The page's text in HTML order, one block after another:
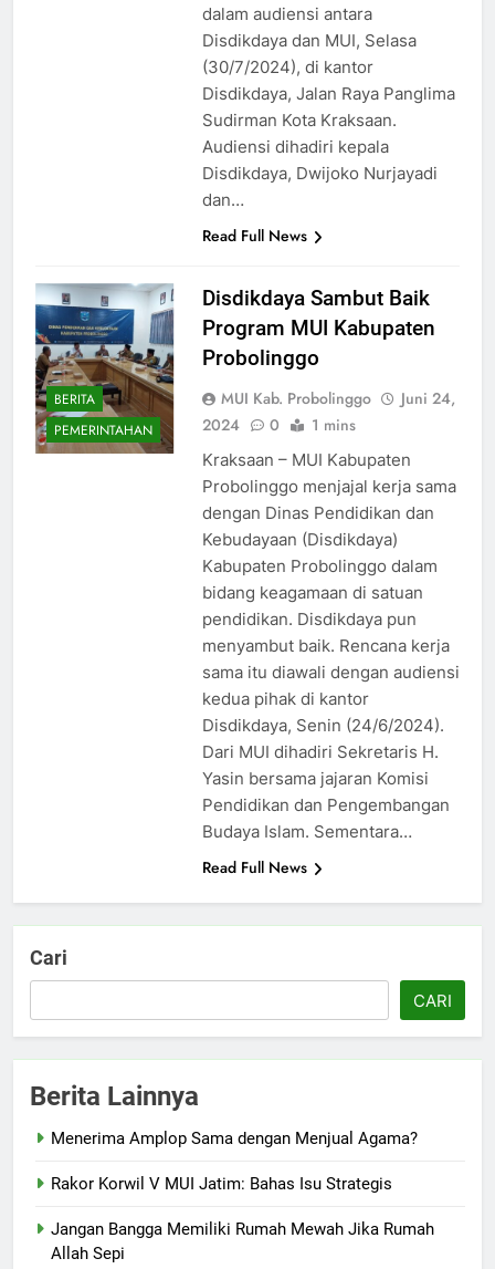
dalam audiensi antara
Disdikdaya dan MUI, Selasa
(30/7/2024), di kantor
Disdikdaya, Jalan Raya Panglima
Sudirman Kota Kraksaan.
Audiensi dihadiri kepala
Disdikdaya, Dwijoko Nurjayadi
dan…
Read Full News
BERITA
PEMERINTAHAN
Disdikdaya Sambut Baik
Program MUI Kabupaten
Probolinggo
MUI Kab. Probolinggo
Juni 24,
2024
0 1 mins
Kraksaan – MUI Kabupaten
Probolinggo menjajal kerja sama
dengan Dinas Pendidikan dan
Kebudayaan (Disdikdaya)
Kabupaten Probolinggo dalam
bidang keagamaan di satuan
pendidikan. Disdikdaya pun
menyambut baik. Rencana kerja
sama itu diawali dengan audiensi
kedua pihak di kantor
Disdikdaya, Senin (24/6/2024).
Dari MUI dihadiri Sekretaris H.
Yasin bersama jajaran Komisi
Pendidikan dan Pengembangan
Budaya Islam. Sementara…
Read Full News
Cari
CARI
Berita Lainnya
Menerima Amplop Sama dengan Menjual Agama?
Rakor Korwil V MUI Jatim: Bahas Isu Strategis
Jangan Bangga Memiliki Rumah Mewah Jika Rumah
Allah Sepi